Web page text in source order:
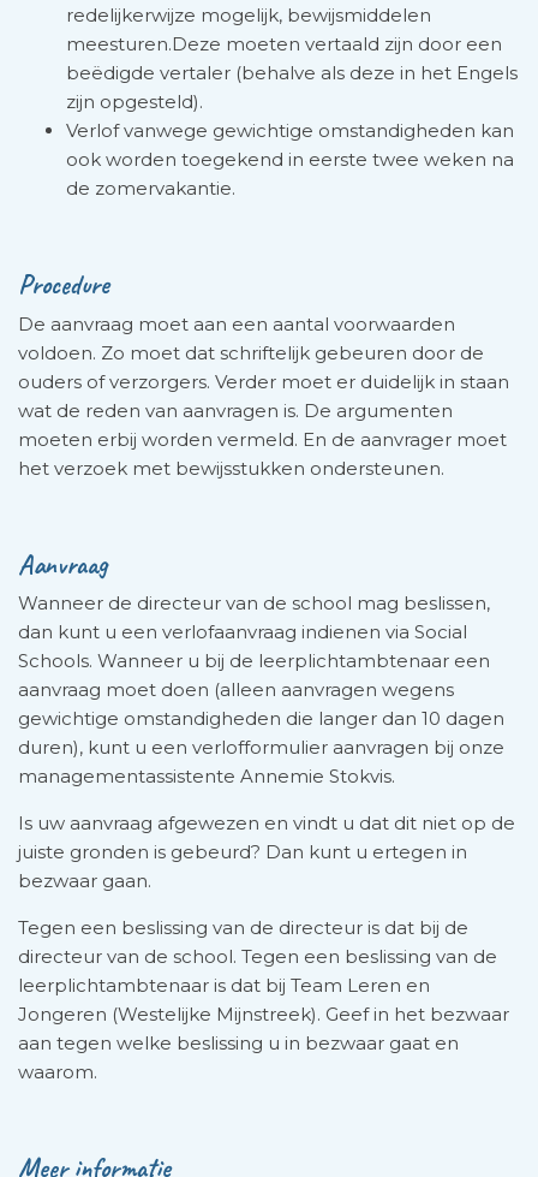
redelijkerwijze mogelijk, bewijsmiddelen
meesturen.Deze moeten vertaald zijn door een
beëdigde vertaler (behalve als deze in het Engels
zijn opgesteld).
Verlof vanwege gewichtige omstandigheden kan
ook worden toegekend in eerste twee weken na
de zomervakantie.
Procedure
De aanvraag moet aan een aantal voorwaarden
voldoen. Zo moet dat schriftelijk gebeuren door de
ouders of ver­zorgers. Verder moet er duidelijk in staan
wat de reden van aanvragen is. De argumenten
moeten erbij worden vermeld. En de aanvrager moet
het verzoek met bewijs­stukken ondersteunen.
Aanvraag
Wanneer de directeur van de school mag beslissen,
dan kunt u een verlofaanvraag indienen via Social
Schools. Wanneer u bij de leerplichtambtenaar een
aanvraag moet doen (alleen aanvragen wegens
gewichtige omstandigheden die langer dan 10 dagen
duren), kunt u een verlofformulier aanvragen bij onze
managementassistente Annemie Stokvis.
Is uw aanvraag afgewezen en vindt u dat dit niet op de
juiste gronden is gebeurd? Dan kunt u ertegen in
bezwaar gaan.
Tegen een beslissing van de directeur is dat bij de
directeur van de school. Tegen een beslissing van de
leerplichtambtenaar is dat bij Team Leren en
Jongeren (Westelijke Mijnstreek). Geef in het bezwaar
aan tegen welke beslissing u in bezwaar gaat en
waarom.
Meer informatie